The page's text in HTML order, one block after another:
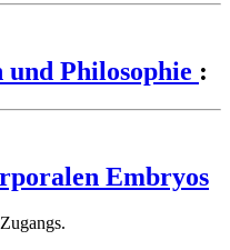
Philosophie :
Embryos